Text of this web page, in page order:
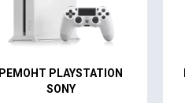
РЕМОНТ PLAYSTATION
SONY